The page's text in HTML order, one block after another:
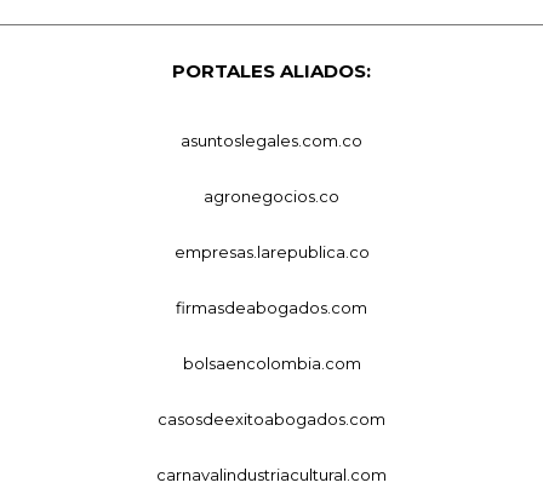
PORTALES ALIADOS:
asuntoslegales.com.co
agronegocios.co
empresas.larepublica.co
firmasdeabogados.com
bolsaencolombia.com
casosdeexitoabogados.com
carnavalindustriacultural.com